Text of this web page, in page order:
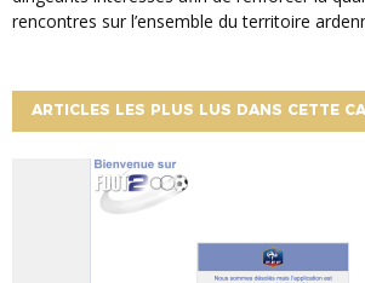
rencontres sur l’ensemble du territoire
ARTICLES LES PLUS LUS DANS CETTE